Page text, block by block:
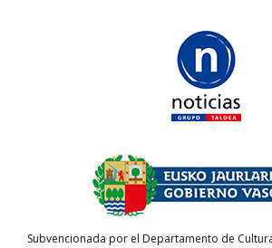
Subvencionada por el Departamento de